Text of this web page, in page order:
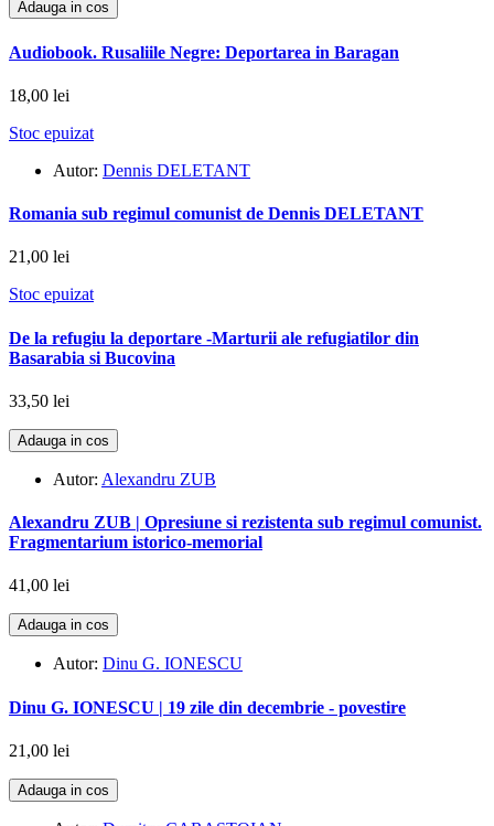
Adauga in cos
Audiobook. Rusaliile Negre: Deportarea in Baragan
18,00 lei
Stoc epuizat
Autor: Dennis DELETANT
Romania sub regimul comunist de Dennis DELETANT
21,00 lei
Stoc epuizat
De la refugiu la deportare -Marturii ale refugiatilor din
Basarabia si Bucovina
33,50 lei
Adauga in cos
Autor: Alexandru ZUB
Alexandru ZUB | Opresiune si rezistenta sub regimul comunist.
Fragmentarium istorico-memorial
41,00 lei
Adauga in cos
Autor: Dinu G. IONESCU
Dinu G. IONESCU | 19 zile din decembrie - povestire
21,00 lei
Adauga in cos